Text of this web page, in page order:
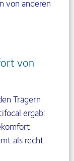
von
Trägern
ergab:
als recht